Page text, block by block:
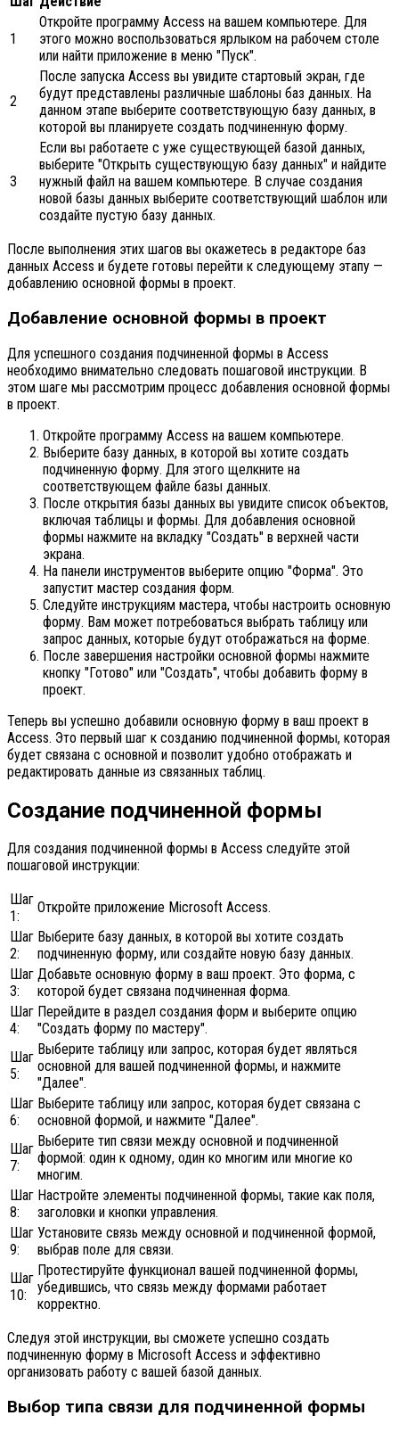
1
Откройте программу Access на вашем компьютере. Для
этого можно воспользоваться ярлыком на рабочем столе
или найти приложение в меню "Пуск".
2
После запуска Access вы увидите стартовый экран, где
будут представлены различные шаблоны баз данных. На
данном этапе выберите соответствующую базу данных, в
которой вы планируете создать подчиненную форму.
3
Если вы работаете с уже существующей базой данных,
выберите "Открыть существующую базу данных" и найдите
нужный файл на вашем компьютере. В случае создания
новой базы данных выберите соответствующий шаблон или
создайте пустую базу данных.
После выполнения этих шагов вы окажетесь в редакторе баз
данных Access и будете готовы перейти к следующему этапу —
добавлению основной формы в проект.
Добавление основной формы в проект
Для успешного создания подчиненной формы в Access
необходимо внимательно следовать пошаговой инструкции. В
этом шаге мы рассмотрим процесс добавления основной формы
в проект.
Откройте программу Access на вашем компьютере.
Выберите базу данных, в которой вы хотите создать
подчиненную форму. Для этого щелкните на
соответствующем файле базы данных.
После открытия базы данных вы увидите список объектов,
включая таблицы и формы. Для добавления основной
формы нажмите на вкладку "Создать" в верхней части
экрана.
На панели инструментов выберите опцию "Форма". Это
запустит мастер создания форм.
Следуйте инструкциям мастера, чтобы настроить основную
форму. Вам может потребоваться выбрать таблицу или
запрос данных, которые будут отображаться на форме.
После завершения настройки основной формы нажмите
кнопку "Готово" или "Создать", чтобы добавить форму в
проект.
Теперь вы успешно добавили основную форму в ваш проект в
Access. Это первый шаг к созданию подчиненной формы, которая
будет связана с основной и позволит удобно отображать и
редактировать данные из связанных таблиц.
Создание подчиненной формы
Для создания подчиненной формы в Access следуйте этой
пошаговой инструкции:
Шаг
1:
Откройте приложение Microsoft Access.
Шаг
2:
Выберите базу данных, в которой вы хотите создать
подчиненную форму, или создайте новую базу данных.
Шаг
3:
Добавьте основную форму в ваш проект. Это форма, с
которой будет связана подчиненная форма.
Шаг
4:
Перейдите в раздел создания форм и выберите опцию
"Создать форму по мастеру".
Шаг
5:
Выберите таблицу или запрос, которая будет являться
основной для вашей подчиненной формы, и нажмите
"Далее".
Шаг
6:
Выберите таблицу или запрос, которая будет связана с
основной формой, и нажмите "Далее".
Шаг
7:
Выберите тип связи между основной и подчиненной
формой: один к одному, один ко многим или многие ко
многим.
Шаг
8:
Настройте элементы подчиненной формы, такие как поля,
заголовки и кнопки управления.
Шаг
9:
Установите связь между основной и подчиненной формой,
выбрав поле для связи.
Шаг
10:
Протестируйте функционал вашей подчиненной формы,
убедившись, что связь между формами работает
корректно.
Следуя этой инструкции, вы сможете успешно создать
подчиненную форму в Microsoft Access и эффективно
организовать работу с вашей базой данных.
Выбор типа связи для подчиненной формы